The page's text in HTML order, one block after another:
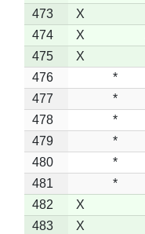
473
X
474
X
475
X
476
*
477
*
478
*
479
*
480
*
481
*
482
X
483
X